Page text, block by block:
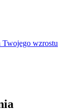
Twojego wzrostu